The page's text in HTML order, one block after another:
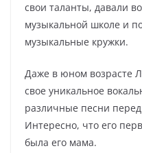
свои таланты, давали
музыкальной школе и
музыкальные кружки.
Даже в юном возрасте
свое уникальное
различные песни
Интересно, что его
была его мама.